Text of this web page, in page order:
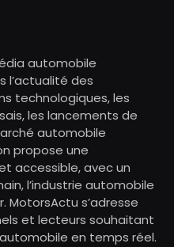
automobile
l’actualité des
technologiques, les
les lancements de
automobile
propose une
accessible, avec un
l’industrie automobile
s’adresse
et lecteurs souhaitant
en temps réel.